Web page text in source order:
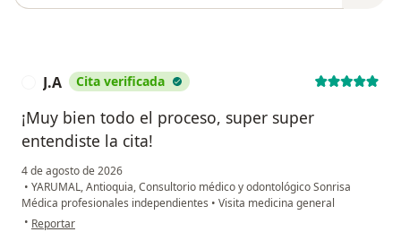
J.A Cita verificada
¡Muy bien todo el proceso, super super
entendiste la cita!
4 de agosto de 2026
• YARUMAL, Antioquia, Consultorio médico y odontológico Sonrisa
Médica profesionales independientes • Visita medicina general
• en opinión del usuario J.A
Reportar